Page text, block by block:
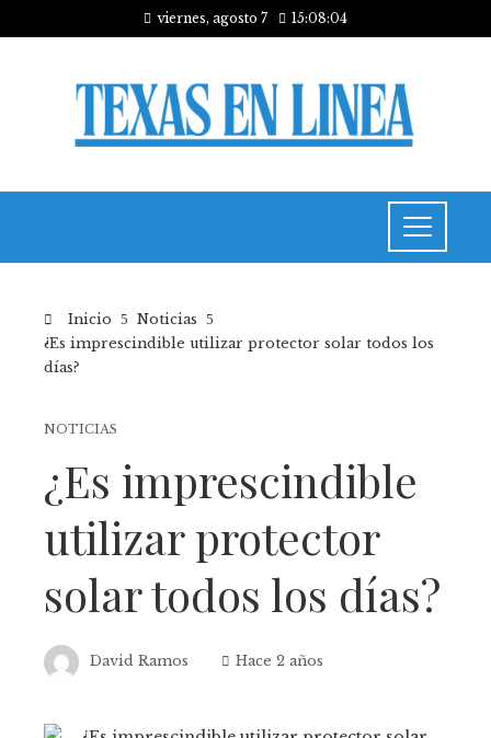
viernes, agosto 7 15:08:05
Inicio
Noticias
¿Es imprescindible utilizar protector solar todos los
días?
NOTICIAS
¿Es imprescindible
utilizar protector
solar todos los días?
David Ramos Hace 2 años